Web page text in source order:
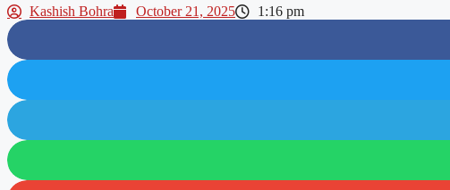
Kashish Bohra October 21, 2025 1:16 pm